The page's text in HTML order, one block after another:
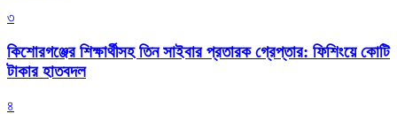
৩
কিশোরগঞ্জের শিক্ষার্থীসহ তিন সাইবার প্রতারক গ্রেপ্তার: ফিশিংয়ে কোটি
টাকার হাতবদল
৪